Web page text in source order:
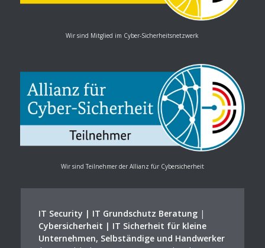
Wir sind Mitglied im Cyber-Sicherheitsnetzwerk
Wir sind Teilnehmer der Allianz für Cybersicherheit
IT Security | IT Grundschutz Beratung|
Cybersicherheit | IT Sicherheit für kleine
Unternehmen, Selbständige und Handwerker